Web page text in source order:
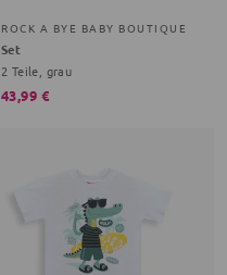
ROCK A BYE BABY BOUTIQUE
Set
2 Teile, grau
43,99 €